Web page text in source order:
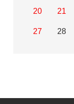
20 21
27 28